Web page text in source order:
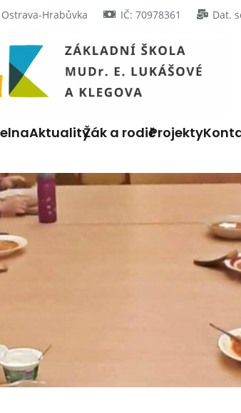
Hrabůvka IČ: 70978361 Dat.
AktualityŽák a rodičProjekty